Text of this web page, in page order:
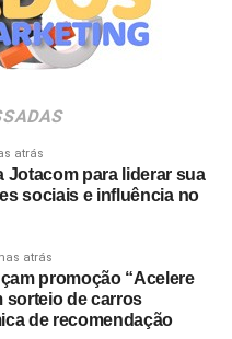
detalhes do Tigre Dente
collab traz um logotipo
da cultura nacional,
com lote inicial a partir
e atrações do
oficiais do camarote
atrás
Jotacom para liderar sua
sociais e influência no
atrás
promoção “Acelere
sorteio de carros
de recomendação